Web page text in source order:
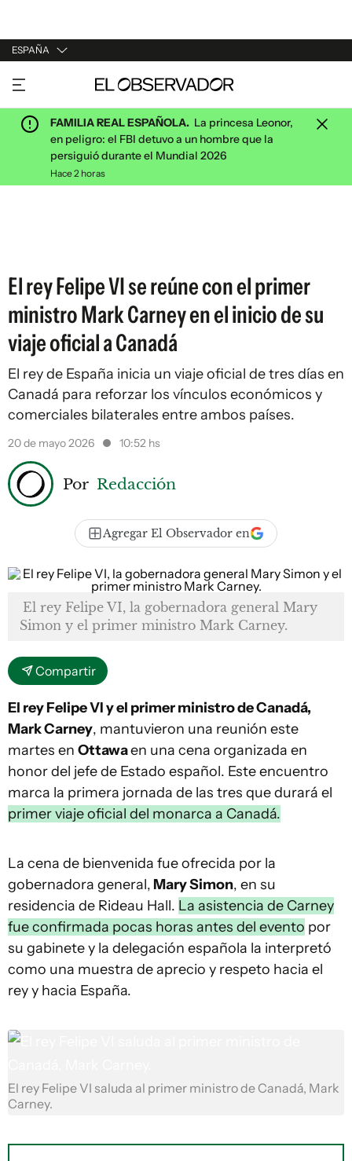
ESPAÑA
URUGUAY
ARGENTINA
ESPAÑA
ESTADOS UNIDOS
FAMILIA REAL ESPAÑOLA. La princesa Leonor,
en peligro: el FBI detuvo a un hombre que la
persiguió durante el Mundial 2026
Hace 2 horas
El rey Felipe VI se reúne con el primer
ministro Mark Carney en el inicio de su
viaje oficial a Canadá
El rey de España inicia un viaje oficial de tres días en
Canadá para reforzar los vínculos económicos y
comerciales bilaterales entre ambos países.
20 de mayo 2026 10:52 hs
Por Redacción
Agregar El Observador en
El rey Felipe VI, la gobernadora general Mary
Simon y el primer ministro Mark Carney.
Compartir
El rey Felipe VI y el primer ministro de Canadá,
Mark Carney, mantuvieron una reunión este
martes en Ottawaen una cena organizada en
honor del jefe de Estado español. Este encuentro
marca la primera jornada de las tres que durará el
primer viaje oficial del monarca a Canadá.
La cena de bienvenida fue ofrecida por la
gobernadora general, Mary Simon, en su
residencia de Rideau Hall. La asistencia de Carney
fue confirmada pocas horas antes del evento por
su gabinete y la delegación española la interpretó
como una muestra de aprecio y respeto hacia el
rey y hacia España.
El rey Felipe VI saluda al primer ministro de Canadá, Mark
Carney.